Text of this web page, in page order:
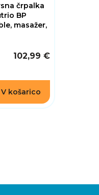
črpalka
BP
masažer,
102,99 €
V košarico